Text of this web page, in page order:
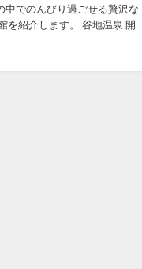
中でのんびり過ごせる贅沢な
紹介します。 谷地温泉 開湯